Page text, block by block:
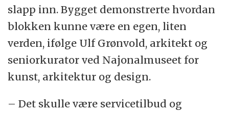
slapp inn. Bygget demonstrerte hvordan
blokken kunne være en egen, liten
verden, ifølge Ulf Grønvold, arkitekt og
seniorkurator ved Najonalmuseet for
kunst, arkitektur og design.
– Det skulle være servicetilbud og